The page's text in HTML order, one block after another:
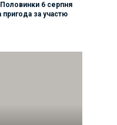
6 серпня
за участю